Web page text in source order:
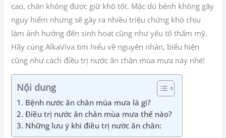
cao, chân không được giữ khô tốt. Mặc dù bệnh không gây
nguy hiểm nhưng sẽ gây ra nhiều triệu chứng khó chịu
làm ảnh hưởng đến sinh hoạt cũng như yếu tố thẩm mỹ.
Hãy cùng AlkaViva tìm hiểu về nguyên nhân, biểu hiện
cũng như cách điều trị nước ăn chân mùa mưa này nhé!
Nội dung
1. Bệnh nước ăn chân mùa mưa là gì?
2. Điều trị nước ăn chân mùa mưa thế nào?
3. Những lưu ý khi điều trị nước ăn chân: